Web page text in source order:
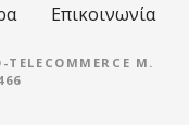
Επικοινωνία
M.